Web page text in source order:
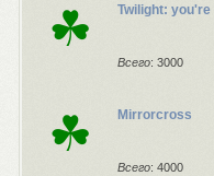
☘ Twilight:
Всего: 3000
☘ Mirrorcross
Всего: 4000